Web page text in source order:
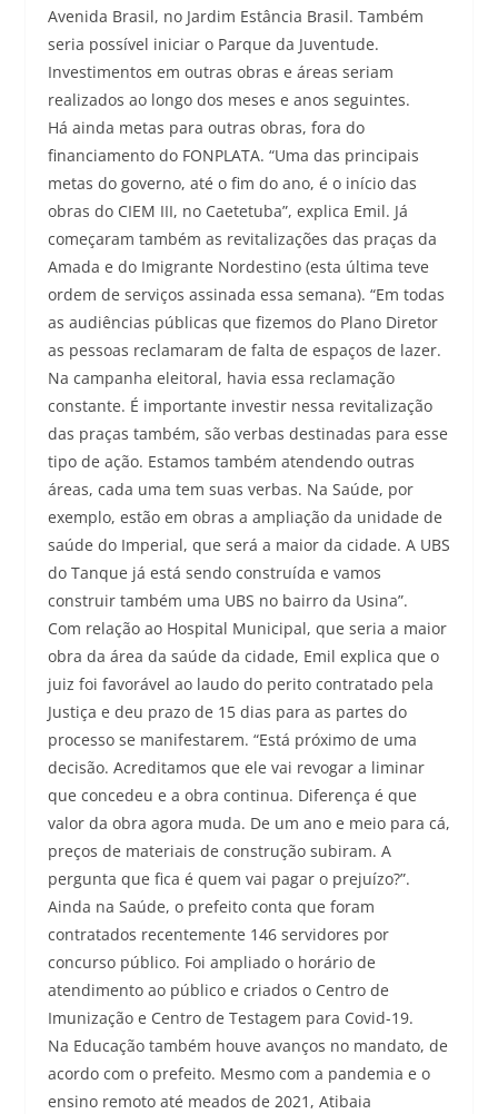
Avenida Brasil, no Jardim Estância Brasil. Também
seria possível iniciar o Parque da Juventude.
Investimentos em outras obras e áreas seriam
realizados ao longo dos meses e anos seguintes.
Há ainda metas para outras obras, fora do
financiamento do FONPLATA. “Uma das principais
metas do governo, até o fim do ano, é o início das
obras do CIEM III, no Caetetuba”, explica Emil. Já
começaram também as revitalizações das praças da
Amada e do Imigrante Nordestino (esta última teve
ordem de serviços assinada essa semana). “Em todas
as audiências públicas que fizemos do Plano Diretor
as pessoas reclamaram de falta de espaços de lazer.
Na campanha eleitoral, havia essa reclamação
constante. É importante investir nessa revitalização
das praças também, são verbas destinadas para esse
tipo de ação. Estamos também atendendo outras
áreas, cada uma tem suas verbas. Na Saúde, por
exemplo, estão em obras a ampliação da unidade de
saúde do Imperial, que será a maior da cidade. A UBS
do Tanque já está sendo construída e vamos
construir também uma UBS no bairro da Usina”.
Com relação ao Hospital Municipal, que seria a maior
obra da área da saúde da cidade, Emil explica que o
juiz foi favorável ao laudo do perito contratado pela
Justiça e deu prazo de 15 dias para as partes do
processo se manifestarem. “Está próximo de uma
decisão. Acreditamos que ele vai revogar a liminar
que concedeu e a obra continua. Diferença é que
valor da obra agora muda. De um ano e meio para cá,
preços de materiais de construção subiram. A
pergunta que fica é quem vai pagar o prejuízo?”.
Ainda na Saúde, o prefeito conta que foram
contratados recentemente 146 servidores por
concurso público. Foi ampliado o horário de
atendimento ao público e criados o Centro de
Imunização e Centro de Testagem para Covid-19.
Na Educação também houve avanços no mandato, de
acordo com o prefeito. Mesmo com a pandemia e o
ensino remoto até meados de 2021, Atibaia